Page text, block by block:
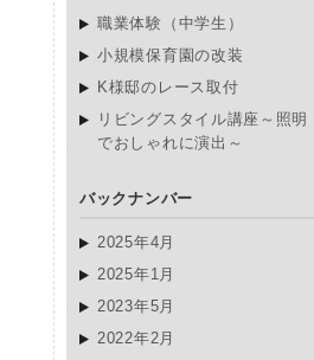
職業体験（中学生）
小規模保育園の改装
K様邸のレース取付
リビングスタイル講座～照明
でおしゃれに演出～
バックナンバー
2025年4月
2025年1月
2023年5月
2022年2月